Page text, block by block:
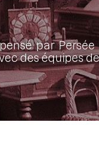
par
des équipes